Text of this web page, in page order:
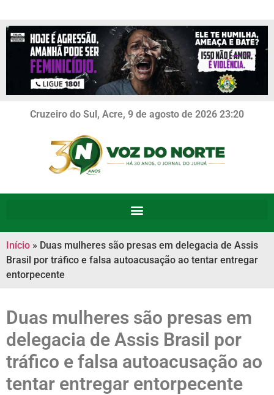
Cruzeiro do Sul, Acre, 9 de agosto de 2026 23:20
Início » Duas mulheres são presas em delegacia de Assis
Brasil por tráfico e falsa autoacusação ao tentar entregar
entorpecente
Duas mulheres são presas em
delegacia de Assis Brasil por
tráfico e falsa autoacusação ao
tentar entregar entorpecente